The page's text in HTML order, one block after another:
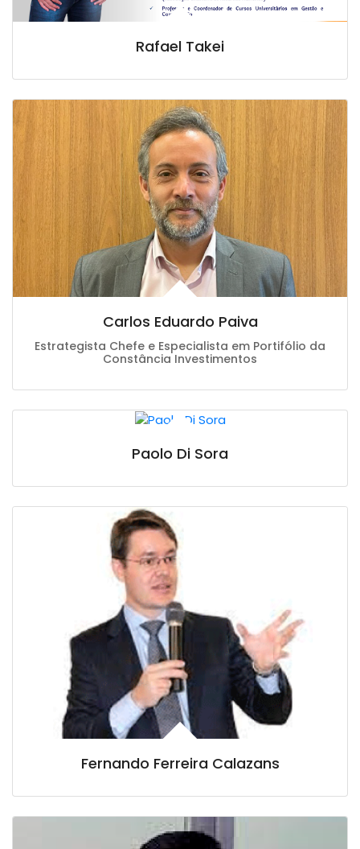
Rafael Takei
Carlos Eduardo Paiva
Estrategista Chefe e Especialista em Portifólio da
Constância Investimentos
Paolo Di Sora
Fernando Ferreira Calazans